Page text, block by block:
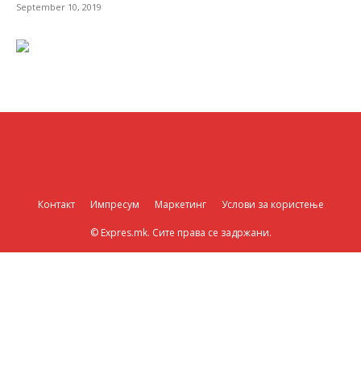
September 10, 2019
Контакт Импресум Маркетинг Услови за користење
© Expres.mk. Сите права се задржани.